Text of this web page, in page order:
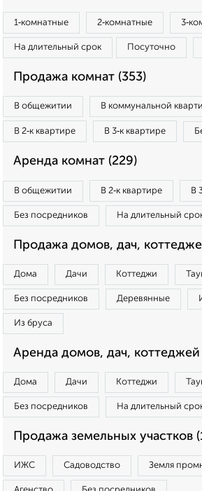
1‑комнатные 2‑комнатные
На длительный срок Посуточно
Продажа комнат (353)
В общежитии В коммунальной
В 2‑к квартире В 3‑к квартире
Аренда комнат (229)
В общежитии В 2‑к квартире В
Без посредников На длительный
Продажа домов, дач,
Дома Дачи Коттеджи
Без посредников Деревянные
Из бруса
Аренда домов, дач, коттеджей
Дома Дачи Коттеджи
Без посредников На длительный
Продажа земельных участков
ИЖС Садоводство Земля